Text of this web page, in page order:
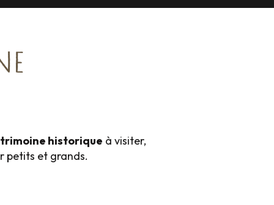
historique à visiter,
petits et grands.